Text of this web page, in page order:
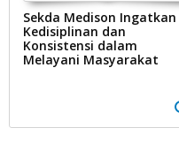
Sekda Medison Ingatkan
Kedisiplinan dan
Konsistensi dalam
Melayani Masyarakat